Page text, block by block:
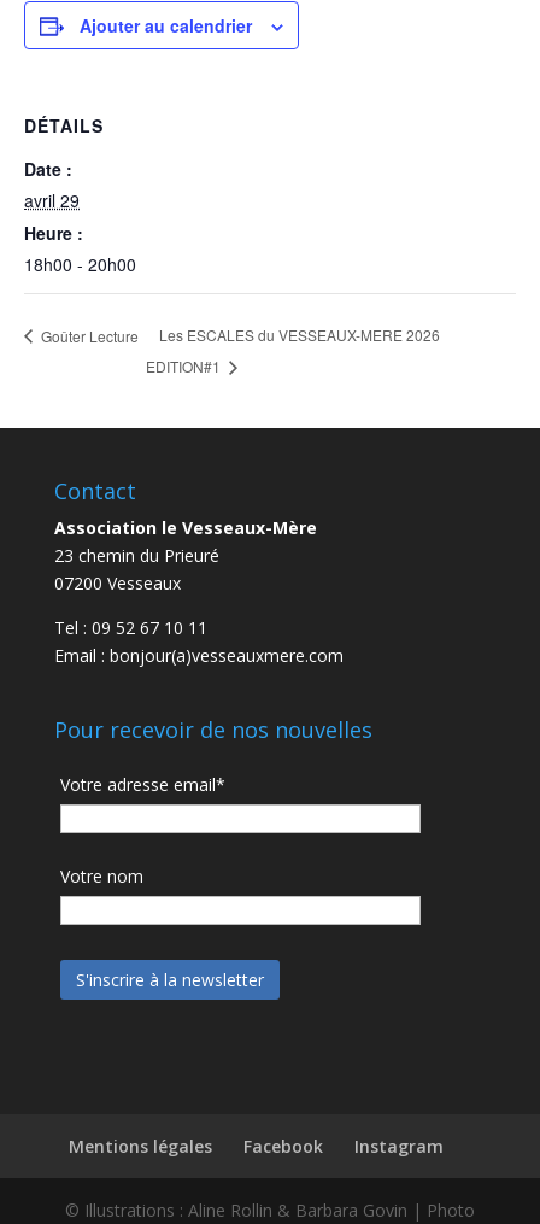
Ajouter au calendrier
DÉTAILS
Date :
avril 29
Heure :
18h00 - 20h00
Goûter Lecture
Les ESCALES du VESSEAUX-MERE 2026
EDITION#1
Contact
Association le Vesseaux-Mère
23 chemin du Prieuré
07200 Vesseaux
Tel : 09 52 67 10 11
Email : bonjour(a)vesseauxmere.com
Pour recevoir de nos nouvelles
Votre adresse email*
Votre nom
Mentions légales Facebook Instagram
© Illustrations : Aline Rollin & Barbara Govin | Photo